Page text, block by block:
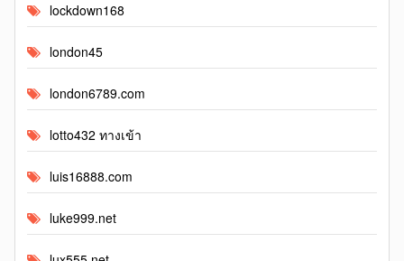
lockdown168
london45
london6789.com
lotto432 ทางเข้า
luis16888.com
luke999.net